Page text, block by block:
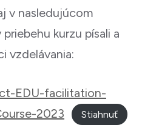
v nasledujúcom
kurzu písali a
vzdelávania:
EDU-facilitation-
2023
Stiahnuť